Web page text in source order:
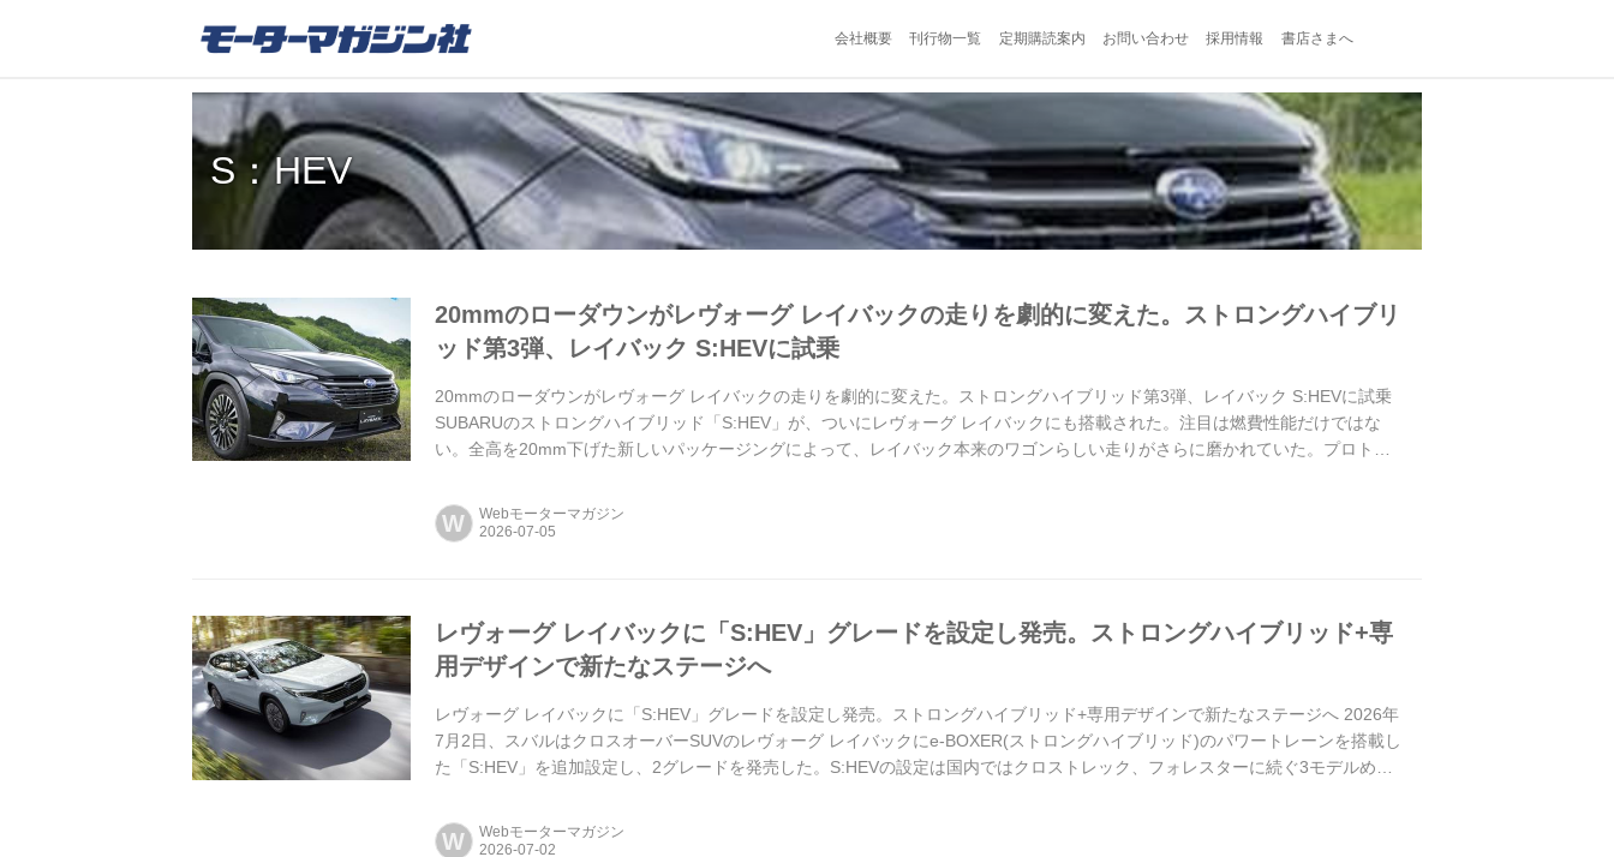
会社概要 刊行物一覧 定期購読案内 お問い合わせ 採用情報 書店さまへ
S：HEV
20mmのローダウンがレヴォーグ レイバックの走りを劇的に変えた。ストロングハイブリ
ッド第3弾、レイバック S:HEVに試乗
20mmのローダウンがレヴォーグ レイバックの走りを劇的に変えた。ストロングハイブリッド第3弾、レイバック S:HEVに試乗
SUBARUのストロングハイブリッド「S:HEV」が、ついにレヴォーグ レイバックにも搭載された。注目は燃費性能だけではな
い。全高を20mm下げた新しいパッケージングによって、レイバック本来のワゴンらしい走りがさらに磨かれていた。プロトタ
W Webモーターマガジン
レヴォーグ レイバックに「S:HEV」グレードを設定し発売。ストロングハイブリッド+専
用デザインで新たなステージへ
レヴォーグ レイバックに「S:HEV」グレードを設定し発売。ストロングハイブリッド+専用デザインで新たなステージへ 2026年
7月2日、スバルはクロスオーバーSUVのレヴォーグ レイバックにe-BOXER(ストロングハイブリッド)のパワートレーンを搭載し
た「S:HEV」を追加設定し、2グレードを発売した。S:HEVの設定は国内ではクロストレック、フォレスターに続ぐ3モデルめと
W Webモーターマガジン